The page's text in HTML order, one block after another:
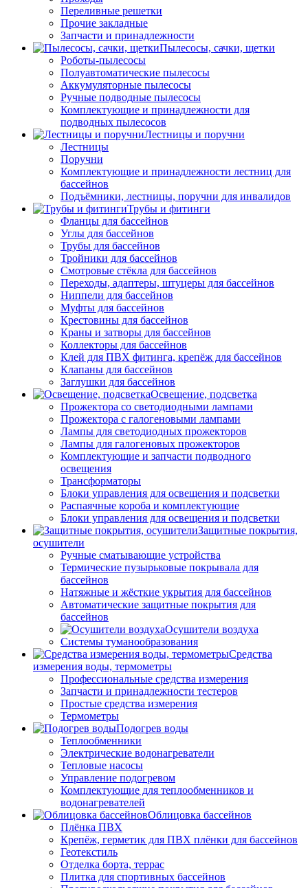
Переливные решетки
Прочие закладные
Запчасти и принадлежности
Пылесосы, сачки, щетки
Роботы-пылесосы
Полуавтоматические пылесосы
Аккумуляторные пылесосы
Ручные подводные пылесосы
Комплектующие и принадлежности для
подводных пылесосов
Лестницы и поручни
Лестницы
Поручни
Комплектующие и принадлежности лестниц для
бассейнов
Подъёмники, лестницы, поручни для инвалидов
Трубы и фитинги
Фланцы для бассейнов
Углы для бассейнов
Трубы для бассейнов
Тройники для бассейнов
Смотровые стёкла для бассейнов
Переходы, адаптеры, штуцеры для бассейнов
Ниппели для бассейнов
Муфты для бассейнов
Крестовины для бассейнов
Краны и затворы для бассейнов
Коллекторы для бассейнов
Клей для ПВХ фитинга, крепёж для бассейнов
Клапаны для бассейнов
Заглушки для бассейнов
Освещение, подсветка
Прожектора со светодиодными лампами
Прожектора с галогеновыми лампами
Лампы для светодиодных прожекторов
Лампы для галогеновых прожекторов
Комплектующие и запчасти подводного
освещения
Трансформаторы
Блоки управления для освещения и подсветки
Распаячные короба и комплектующие
Блоки управления для освещения и подсветки
Защитные покрытия,
осушители
Ручные сматывающие устройства
Термические пузырьковые покрывала для
бассейнов
Натяжные и жёсткие укрытия для бассейнов
Автоматические защитные покрытия для
бассейнов
Осушители воздуха
Системы туманообразования
Средства
измерения воды, термометры
Профессиональные средства измерения
Запчасти и принадлежности тестеров
Простые средства измерения
Термометры
Подогрев воды
Теплообменники
Электрические водонагреватели
Тепловые насосы
Управление подогревом
Комплектующие для теплообменников и
водонагревателей
Облицовка бассейнов
Плёнка ПВХ
Крепёж, герметик для ПВХ плёнки для бассейнов
Геотекстиль
Отделка борта, террас
Плитка для спортивных бассейнов